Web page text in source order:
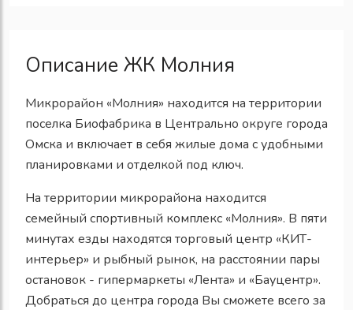
Описание ЖК Молния
Микрорайон «Молния» находится на территории
поселка Биофабрика в Центрально округе города
Омска и включает в себя жилые дома с удобными
планировками и отделкой под ключ.
На территории микрорайона находится
семейный спортивный комплекс «Молния». В пяти
минутах езды находятся торговый центр «КИТ-
интерьер» и рыбный рынок, на расстоянии пары
остановок - гипермаркеты «Лента» и «Бауцентр».
Добраться до центра города Вы сможете всего за